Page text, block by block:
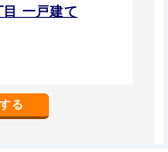
一戸建て
る